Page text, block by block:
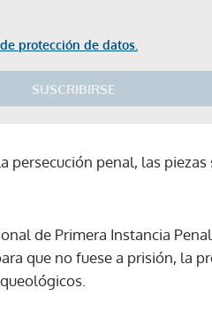
protección de datos.
SUSCRIBIRSE
penal, las
de Primera Instancia
que no fuese a prisión, la